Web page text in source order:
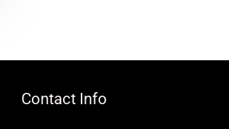
Contact Info